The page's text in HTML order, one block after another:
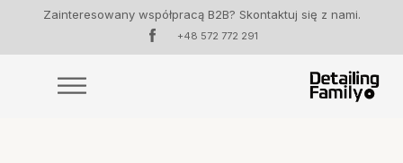
Zainteresowany współpracą B2B? Skontaktuj się z nami.
+48 572 772 291